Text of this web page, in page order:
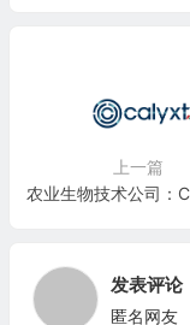
上一篇
发表评论
匿名网友